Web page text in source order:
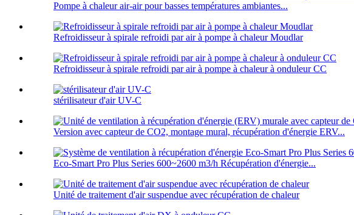
Pompe à chaleur air-air pour basses températures ambiantes...
Refroidisseur à spirale refroidi par air à pompe à chaleur Moudlar
Refroidisseur à spirale refroidi par air à pompe à chaleur à onduleur CC
stérilisateur d'air UV-C
Version avec capteur de CO2, montage mural, récupération d'énergie ERV...
Eco-Smart Pro Plus Series 600~2600 m3/h Récupération d'énergie...
Unité de traitement d'air suspendue avec récupération de chaleur